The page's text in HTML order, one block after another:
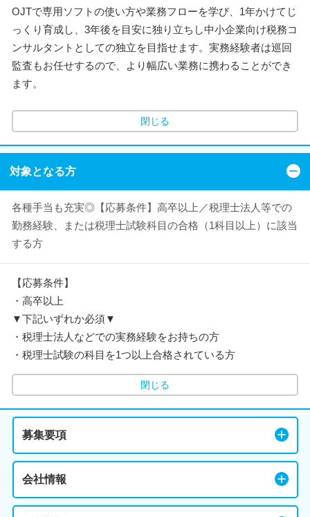
OJTで専用ソフトの使い方や業務フローを学び、1年かけてじ
っくり育成し、3年後を目安に独り立ちし中小企業向け税務コ
ンサルタントとしての独立を目指せます。実務経験者は巡回
監査もお任せするので、より幅広い業務に携わることができ
ます。
閉じる
対象となる方
各種手当も充実◎【応募条件】高卒以上／税理士法人等での
勤務経験、または税理士試験科目の合格（1科目以上）に該当
する方
【応募条件】
・高卒以上
▼下記いずれか必須▼
・税理士法人などでの実務経験をお持ちの方
・税理士試験の科目を1つ以上合格されている方
閉じる
募集要項
会社情報